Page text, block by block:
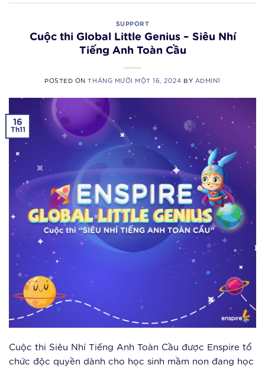
SUPPORT
Cuộc thi Global Little Genius – Siêu Nhí
Tiếng Anh Toàn Cầu
POSTED ONTHÁNG MƯỜI MỘT 16, 2024 BY ADMIN1
16
Th11
Cuộc thi Siêu Nhí Tiếng Anh Toàn Cầu được Enspire tổ
chức độc quyền dành cho học sinh mầm non đang học